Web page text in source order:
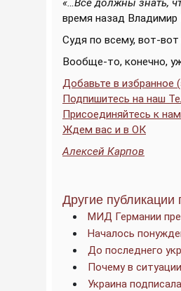
«…Все должны знать,
время назад Владимир
Судя по всему, вот-
Вообще-то, конечно,
Добавьте в избранное
Подпишитесь на наш
Присоединяйтесь к
Ждем вас и в ОК
Алексей Карпов
Другие публикации
МИД Германии
Началось
До последнего
Почему в
Украина